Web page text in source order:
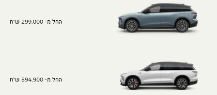
החל מ- 299,000 ש"ח
החל מ- 594,900 ש"ח